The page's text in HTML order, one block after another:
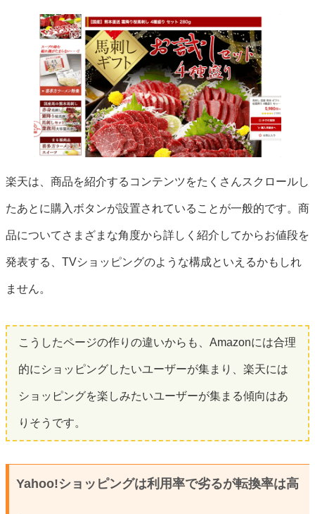
楽天は、商品を紹介するコンテンツをたくさんスクロールし
たあとに購入ボタンが設置されていることが一般的です。商
品についてさまざまな角度から詳しく紹介してからお値段を
発表する、TVショッピングのような構成といえるかもしれ
ません。
こうしたページの作りの違いからも、Amazonには合理
的にショッピングしたいユーザーが集まり、楽天には
ショッピングを楽しみたいユーザーが集まる傾向はあ
りそうです。
Yahoo!ショッピングは利用率で劣るが転換率は高